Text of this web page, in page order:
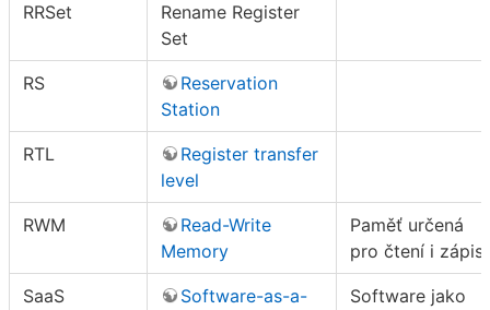
RRSet
Rename Register
Set
RS
Reservation
Station
RTL
Register transfer
level
RWM
Read-Write
Memory
Paměť určená
pro čtení i zápis
SaaS
Software-as-a-
Software jako